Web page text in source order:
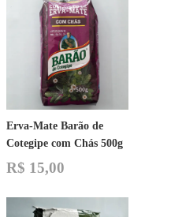
Erva-Mate Barão de
Cotegipe com Chás 500g
R$ 15,00